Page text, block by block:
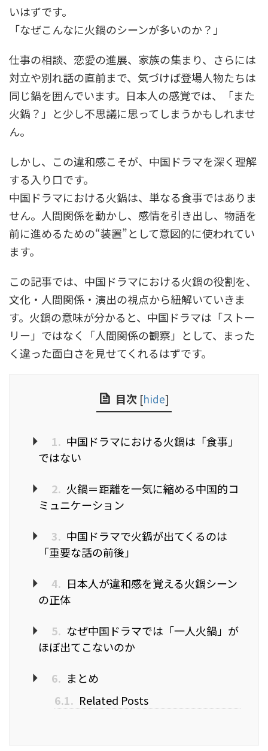
いはずです。
「なぜこんなに火鍋のシーンが多いのか？」
仕事の相談、恋愛の進展、家族の集まり、さらには
対立や別れ話の直前まで、気づけば登場人物たちは
同じ鍋を囲んでいます。日本人の感覚では、「また
火鍋？」と少し不思議に思ってしまうかもしれませ
ん。
しかし、この違和感こそが、中国ドラマを深く理解
する入り口です。
中国ドラマにおける火鍋は、単なる食事ではありま
せん。人間関係を動かし、感情を引き出し、物語を
前に進めるための“装置”として意図的に使われてい
ます。
この記事では、中国ドラマにおける火鍋の役割を、
文化・人間関係・演出の視点から紐解いていきま
す。火鍋の意味が分かると、中国ドラマは「ストー
リー」ではなく「人間関係の観察」として、まった
く違った面白さを見せてくれるはずです。
目次 [hide]
1. 中国ドラマにおける火鍋は「食事」
ではない
2. 火鍋＝距離を一気に縮める中国的コ
ミュニケーション
3. 中国ドラマで火鍋が出てくるのは
「重要な話の前後」
4. 日本人が違和感を覚える火鍋シーン
の正体
5. なぜ中国ドラマでは「一人火鍋」が
ほぼ出てこないのか
6. まとめ
6.1. Related Posts